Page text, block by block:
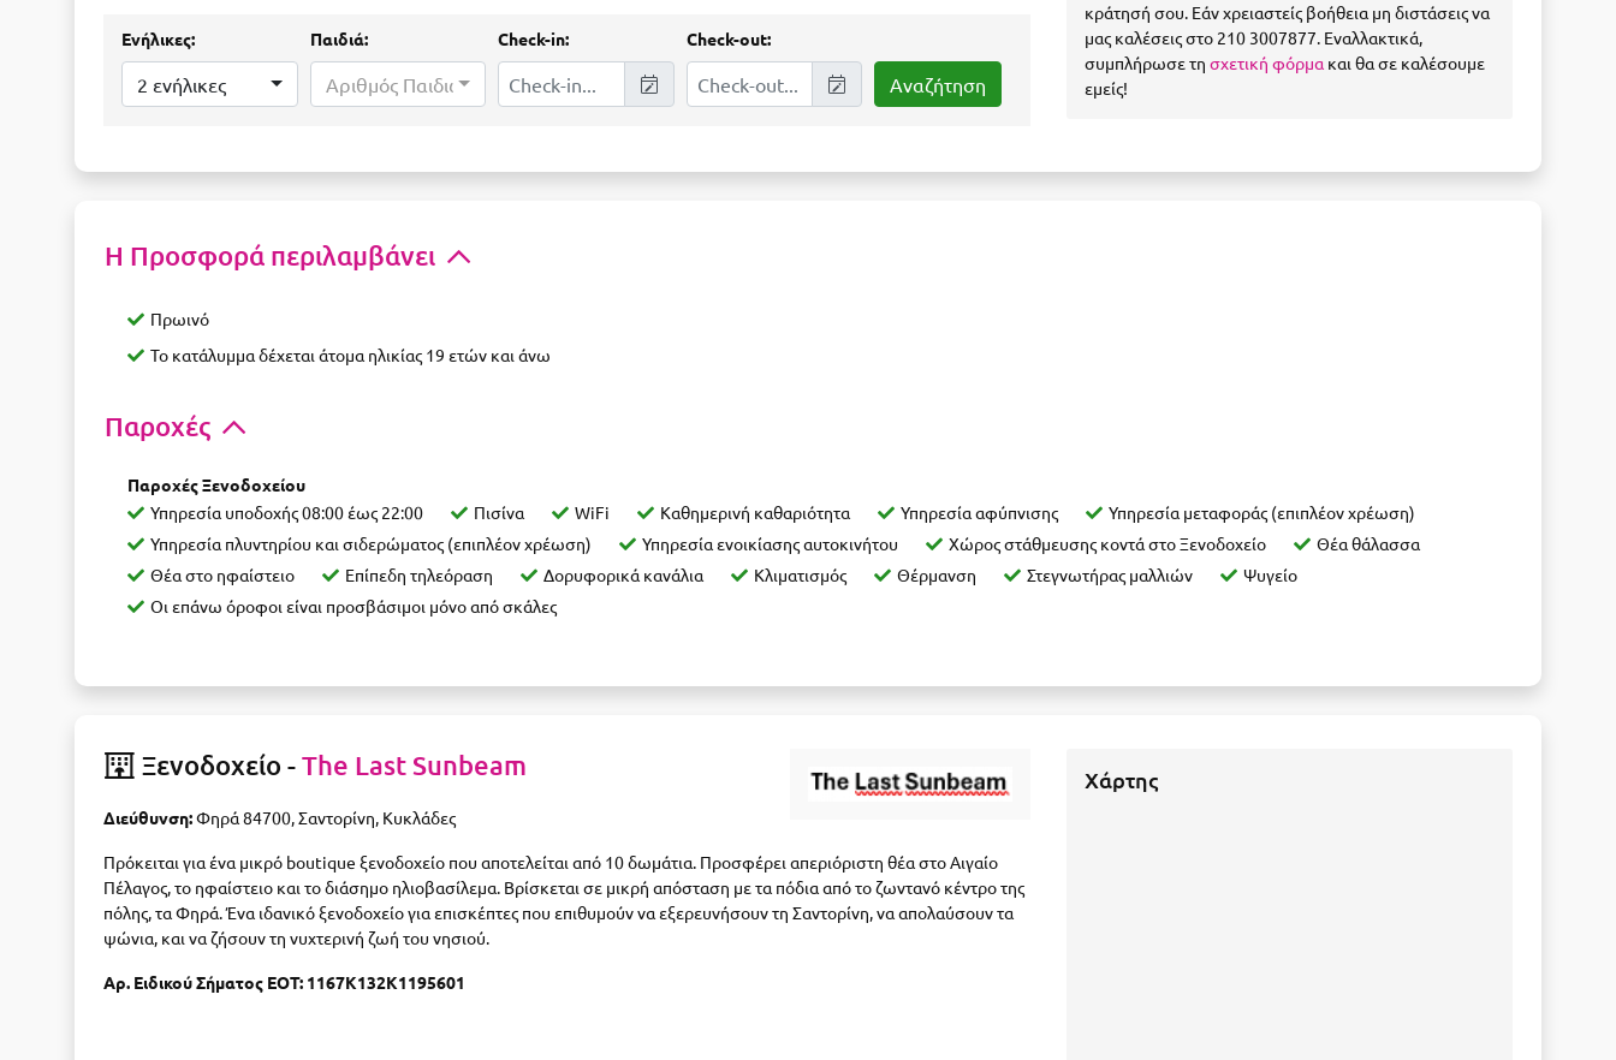
Ενήλικες:
2 ενήλικες
Παιδιά:
Αριθμός Παιδιών...
Check-in: Check-out:
κράτησή σου. Εάν χρειαστείς βοήθεια μη διστάσεις να
μας καλέσεις στο 210 3007877. Εναλλακτικά,
συμπλήρωσε τησχετική φόρμα και θα σε καλέσουμε
εμείς!
Η Προσφορά περιλαμβάνει
Πρωινό
Το κατάλυμμα δέχεται άτομα ηλικίας 19 ετών και άνω
Παροχές
Παροχές Ξενοδοχείου
Υπηρεσία υποδοχής 08:00 έως 22:00
Πισίνα WiFi Καθημερινή καθαριότητα Υπηρεσία αφύπνισης
Υπηρεσία μεταφοράς (επιπλέον χρέωση)
Υπηρεσία πλυντηρίου και σιδερώματος (επιπλέον χρέωση)
Υπηρεσία ενοικίασης αυτοκινήτου Χώρος στάθμευσης κοντά στο Ξενοδοχείο
Θέα θάλασσα
Θέα στο ηφαίστειο
Επίπεδη τηλεόραση Δορυφορικά κανάλια Κλιματισμός Θέρμανση Στεγνωτήρας μαλλιών
Ψυγείο
Οι επάνω όροφοι είναι προσβάσιμοι μόνο από σκάλες
Ξενοδοχείο -The Last Sunbeam
Διεύθυνση:Φηρά 84700, Σαντορίνη, Κυκλάδες
Πρόκειται για ένα μικρό boutique ξενοδοχείο που αποτελείται από 10 δωμάτια. Προσφέρει απεριόριστη θέα στο Αιγαίο
Πέλαγος, το ηφαίστειο και το διάσημο ηλιοβασίλεμα. Βρίσκεται σε μικρή απόσταση με τα πόδια από το ζωντανό κέντρο της
πόλης, τα Φηρά. Ένα ιδανικό ξενοδοχείο για επισκέπτες που επιθυμούν να εξερευνήσουν τη Σαντορίνη, να απολαύσουν τα
ψώνια, και να ζήσουν τη νυχτερινή ζωή του νησιού.
Αρ. Ειδικού Σήματος ΕΟΤ: 1167Κ132Κ1195601
Χάρτης